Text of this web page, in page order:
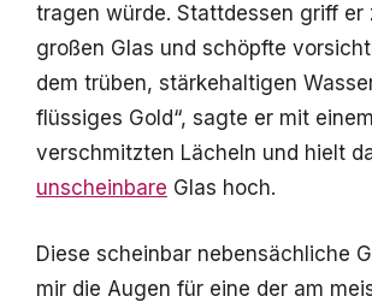
tragen würde. Stattdessen griff er
großen Glas und schöpfte
dem trüben, stärkehaltigen
flüssiges Gold“, sagte er mit einem
verschmitzten Lächeln und hielt
unscheinbare Glas hoch.
Diese scheinbar nebensächliche
mir die Augen für eine der am